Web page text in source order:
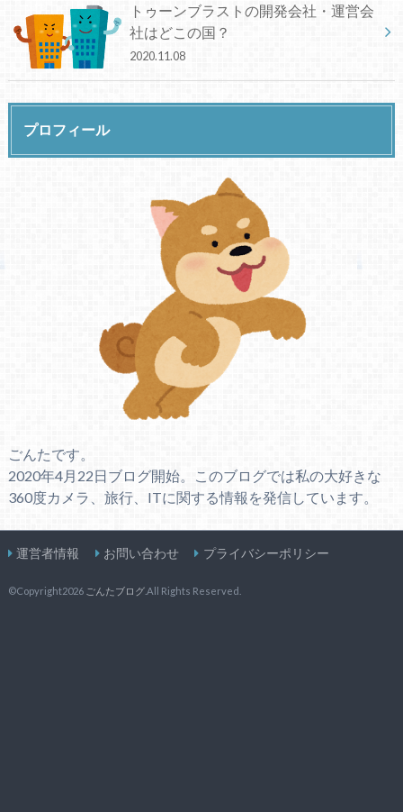
トゥーンブラストの開発会社・運営会
社はどこの国？
2020.11.08
プロフィール
ごんたです。
2020年4月22日ブログ開始。このブログでは私の大好きな
360度カメラ、旅行、ITに関する情報を発信しています。
運営者情報 お問い合わせ プライバシーポリシー
©Copyright2026 ごんたブログ.All Rights Reserved.